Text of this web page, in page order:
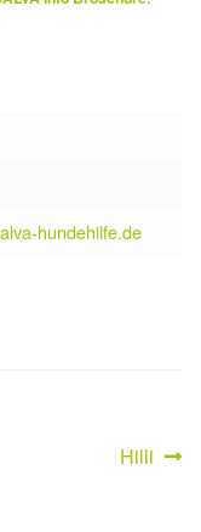
hundehilfe.de
Nächster
Hilli